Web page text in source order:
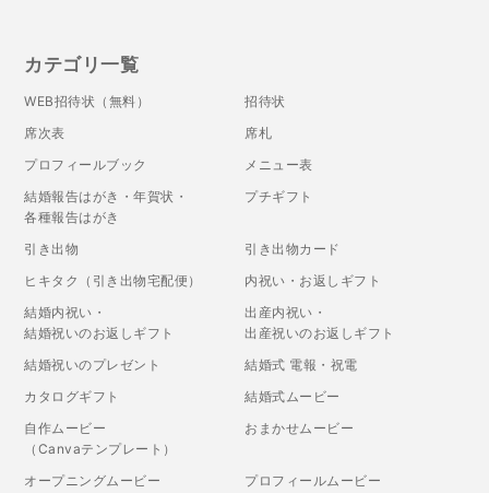
カテゴリ一覧
WEB招待状（無料）
招待状
席次表
席札
プロフィールブック
メニュー表
結婚報告はがき・年賀状・
各種報告はがき
プチギフト
引き出物
引き出物カード
ヒキタク（引き出物宅配便）
内祝い・お返しギフト
結婚内祝い・
結婚祝いのお返しギフト
出産内祝い・
出産祝いのお返しギフト
結婚祝いのプレゼント
結婚式 電報・祝電
カタログギフト
結婚式ムービー
自作ムービー
（Canvaテンプレート）
おまかせムービー
オープニングムービー
プロフィールムービー